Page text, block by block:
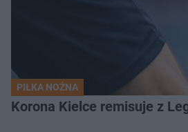
PIŁKA NOŻNA
Korona Kielce remisuje z